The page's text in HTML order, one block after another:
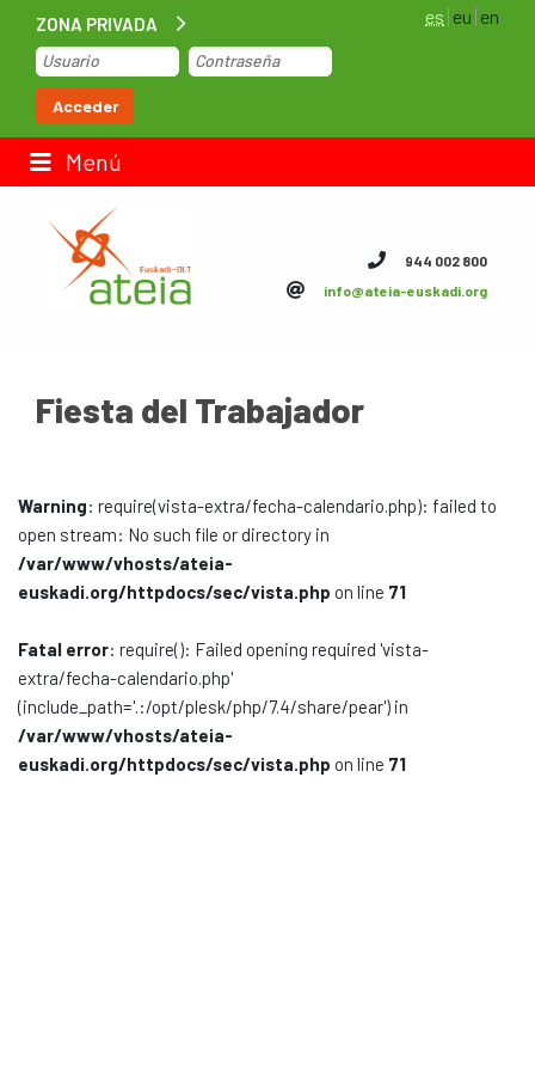
ZONA PRIVADA
Acceder
es eu en
Menú
Inicio
Bolsa de trabajo
Contacto
Infraestructuras
ateia Gipuzkoa
Documentación
944 002 800
info@ateia-euskadi.org
Fiesta del Trabajador
Warning: require(vista-extra/fecha-calendario.php): failed to
open stream: No such file or directory in
/var/www/vhosts/ateia-
euskadi.org/httpdocs/sec/vista.php on line 71
Fatal error: require(): Failed opening required 'vista-
extra/fecha-calendario.php'
(include_path='.:/opt/plesk/php/7.4/share/pear') in
/var/www/vhosts/ateia-
euskadi.org/httpdocs/sec/vista.php on line 71